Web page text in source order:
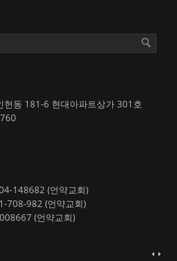
헌동 181-6 현대아파트상가 301호
148682 (언약교회)
708-982 (언약교회)
(언약교회)